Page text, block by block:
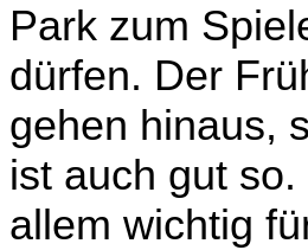
Park zum
dürfen. Der
gehen hinaus,
ist auch gut
allem wichtig